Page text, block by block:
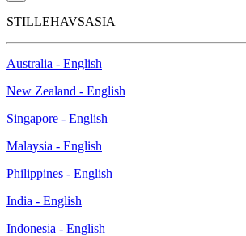
STILLEHAVSASIA
Australia - English
New Zealand - English
Singapore - English
Malaysia - English
Philippines - English
India - English
Indonesia - English